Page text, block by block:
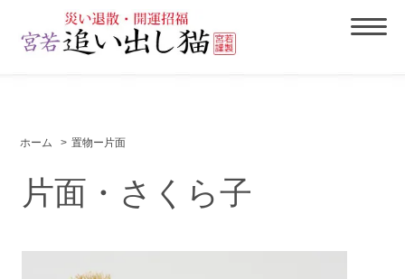
ホーム > 置物ー片面
片面・さくら子